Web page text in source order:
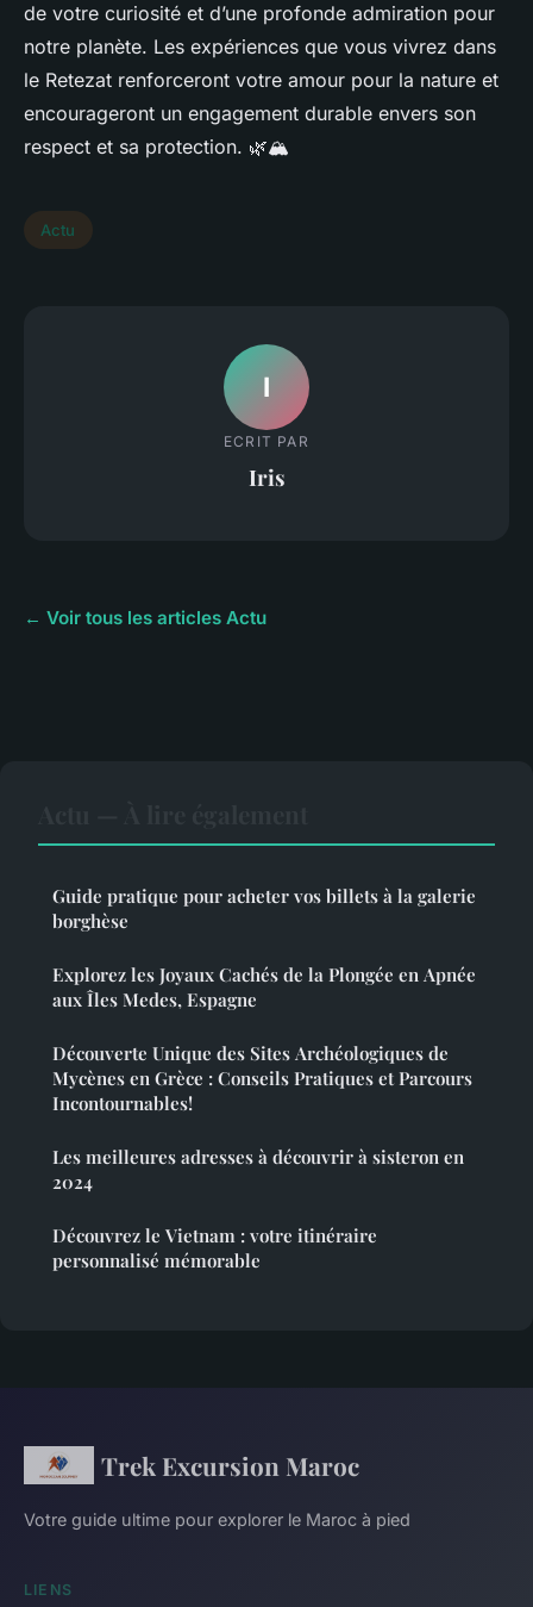
de votre curiosité et d’une profonde admiration pour
notre planète. Les expériences que vous vivrez dans
le Retezat renforceront votre amour pour la nature et
encourageront un engagement durable envers son
respect et sa protection. 🌿🏔️
Actu
I
ECRIT PAR
Iris
← Voir tous les articles Actu
Guide pratique pour acheter vos billets à la galerie
borghèse
Explorez les Joyaux Cachés de la Plongée en Apnée
aux Îles Medes, Espagne
Découverte Unique des Sites Archéologiques de
Mycènes en Grèce : Conseils Pratiques et Parcours
Incontournables!
Les meilleures adresses à découvrir à sisteron en
2024
Découvrez le Vietnam : votre itinéraire
personnalisé mémorable
Trek Excursion Maroc
Votre guide ultime pour explorer le Maroc à pied
LIENS